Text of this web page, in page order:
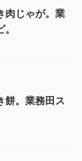
肉じゃが。業
餅。業務田ス